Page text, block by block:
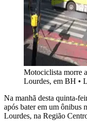
Motociclista morre
Lourdes, em BH •
Na manhã desta quinta-
após bater em um ônibus
Lourdes, na Região